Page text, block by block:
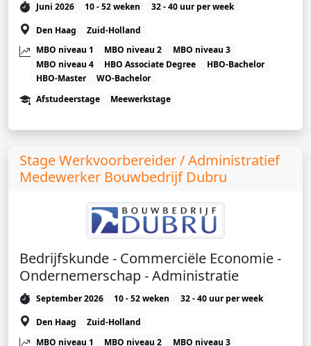
Juni 2026 10 - 52 weken
32 - 40 uur per week
Den Haag
Zuid-Holland
MBO niveau 1
MBO niveau 2
MBO niveau 3
MBO niveau 4
HBO Associate Degree
HBO-Bachelor
HBO-Master
WO-Bachelor
Afstudeerstage
Meewerkstage
Stage Werkvoorbereider / Administratief
Medewerker Bouwbedrijf Dubru
Bedrijfskunde - Commerciële Economie -
Ondernemerschap - Administratie
September 2026 10 - 52 weken
32 - 40 uur per week
Den Haag
Zuid-Holland
MBO niveau 1
MBO niveau 2
MBO niveau 3